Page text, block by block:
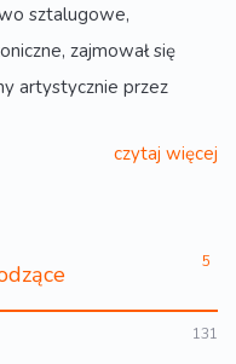
sztalugowe,
zajmował się
artystycznie przez
czytaj więcej
5
131